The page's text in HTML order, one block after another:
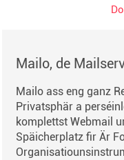
Mailo, de
Mailo ass eng ganz
Privatsphär a
komplettst Webmail
Späicherplatz fir Är